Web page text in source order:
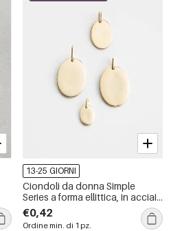
13-25 GIORNI
Ciondoli da donna Simple
Series a forma ellittica, in acciaio
inossidabile impermeabile color
oro.
€0,42
Ordine min. di 1 pz.